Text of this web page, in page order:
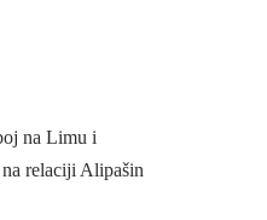
na Limu i
relaciji Alipašin